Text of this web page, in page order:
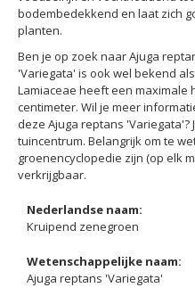
bodembedekkend en laat zich
planten.
Ben je op zoek naar Ajuga
'Variegata' is ook wel bekend
Lamiaceae heeft een maximale
centimeter. Wil je meer
deze Ajuga reptans 'Variegata'?
tuincentrum. Belangrijk om te
groenencyclopedie zijn (op elk
verkrijgbaar.
Nederlandse naam:
Kruipend zenegroen
Wetenschappelijke naam:
Ajuga reptans 'Variegata'